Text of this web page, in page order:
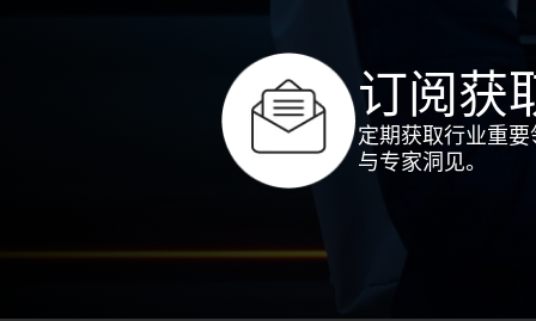
订阅获
定期获取行业重
与专家洞见。